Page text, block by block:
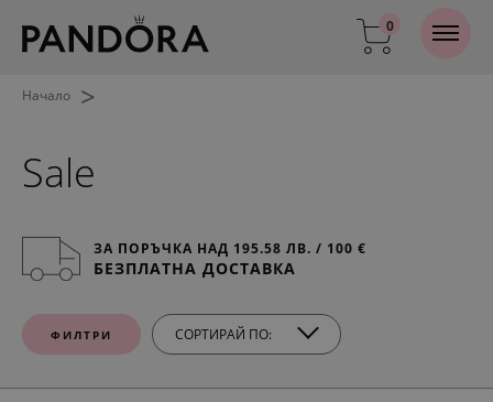
0
Начало >
Sale
ЗА ПОРЪЧКА НАД 195.58 ЛВ. / 100 €
БЕЗПЛАТНА ДОСТАВКА
ФИЛТРИ СОРТИРАЙ ПО: